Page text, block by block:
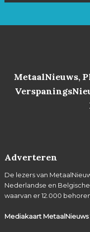
MetaalNieuws,
Adverteren
De lezers van
Nederlandse en
waarvan er 12.000
Mediakaart MetaalNieuws